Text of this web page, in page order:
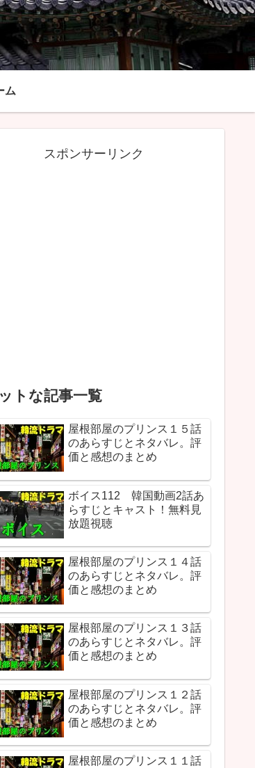
ム
スポンサーリンク
トな記事一覧
屋根部屋のプリンス１５話
のあらすじとネタバレ。評
価と感想のまとめ
ボイス112 韓国動画2話あ
らすじとキャスト！無料見
放題視聴
屋根部屋のプリンス１４話
のあらすじとネタバレ。評
価と感想のまとめ
屋根部屋のプリンス１３話
のあらすじとネタバレ。評
価と感想のまとめ
屋根部屋のプリンス１２話
のあらすじとネタバレ。評
価と感想のまとめ
屋根部屋のプリンス１１話